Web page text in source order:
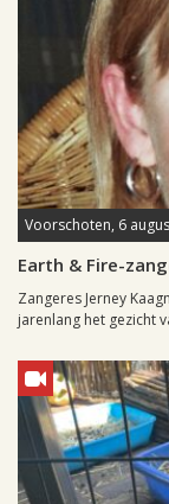
Voorschoten, 6
Earth & Fire-
Zangeres Jerney
jarenlang het gezicht